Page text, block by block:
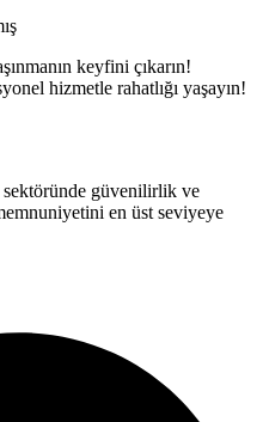
keyfini çıkarın!
hizmetle rahatlığı yaşayın!
sektöründe güvenilirlik ve
en üst seviyeye